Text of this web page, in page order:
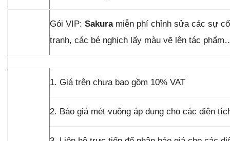
Gói VIP: Sakuramiễn phí chỉnh sửa các sự
tranh, các bé nghịch lấy màu vẽ lên tác
1. Giá trên chưa bao gồm 10% VAT
2. Báo giá mét vuông áp dụng cho các diện